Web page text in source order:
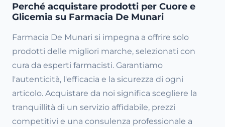
Perché acquistare prodotti per Cuore e
Glicemia su Farmacia De Munari
Farmacia De Munari si impegna a offrire solo
prodotti delle migliori marche, selezionati con
cura da esperti farmacisti. Garantiamo
l'autenticità, l'efficacia e la sicurezza di ogni
articolo. Acquistare da noi significa scegliere la
tranquillità di un servizio affidabile, prezzi
competitivi e una consulenza professionale a